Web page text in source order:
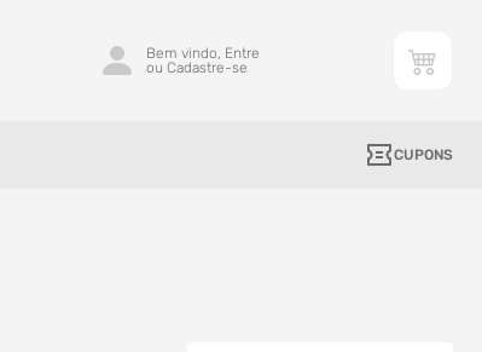
Bem vindo, Entre
ou Cadastre-se
CUPONS